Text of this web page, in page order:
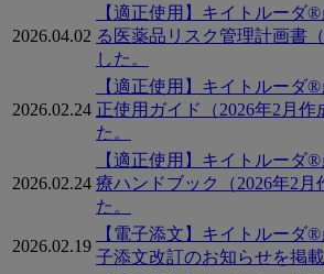
ト
ー
関
2026.04.02
【適正使用】キイトルーダ
る医薬品リスク管理計画書
した。
2026.02.24
【適正使用】キイトルーダ
正使用ガイド（2026年2月作
た。
2026.02.24
【適正使用】キイトルーダ
療ハンドブック（2026年2月
た。
2026.02.19
【電子添文】キイトルーダ
子添文改訂のお知らせを掲載